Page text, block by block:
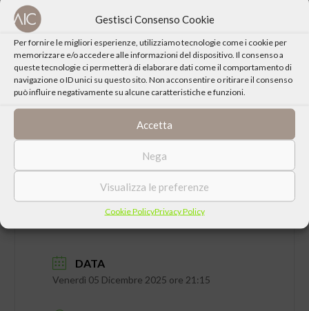
Gestisci Consenso Cookie
Per fornire le migliori esperienze, utilizziamo tecnologie come i cookie per
memorizzare e/o accedere alle informazioni del dispositivo. Il consenso a
queste tecnologie ci permetterà di elaborare dati come il comportamento di
navigazione o ID unici su questo sito. Non acconsentire o ritirare il consenso
può influire negativamente su alcune caratteristiche e funzioni.
Accetta
Nega
Visualizza le preferenze
Cookie PolicyPrivacy Policy
CONDIVIDI QUESTO EVENTO
DATA
Venerdì 05 Dicembre 2025 ore 21:15